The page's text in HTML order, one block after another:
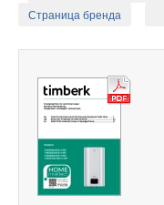
Страница бренда